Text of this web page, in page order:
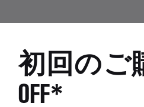
初回のご
OFF*